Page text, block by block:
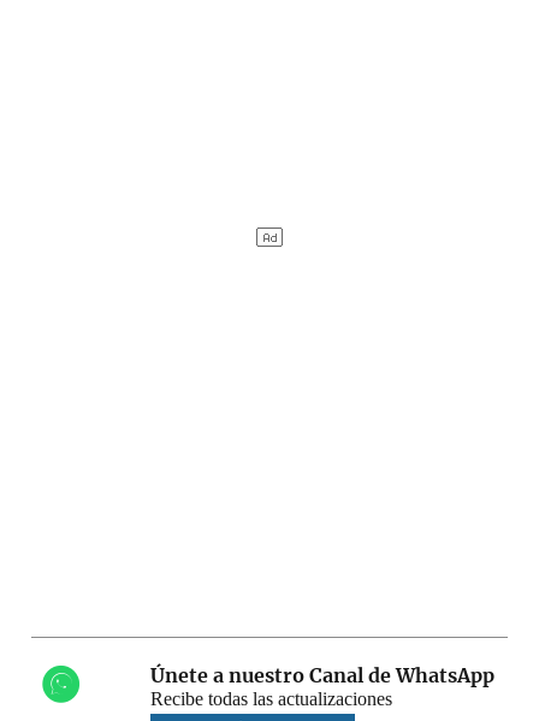
Únete a nuestro Canal de WhatsApp
Recibe todas las actualizaciones